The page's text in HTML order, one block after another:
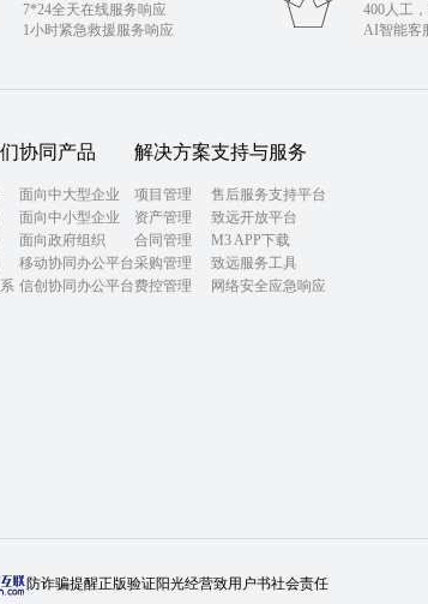
7*24全天在线服务响应
1小时紧急救援服务响应
400人工
AI智能客
协同产品
面向中大型企业
面向中小型企业
面向政府组织
移动协同办公平台
信创协同办公平台
解决方案
项目管理
资产管理
合同管理
采购管理
费控管理
支持与服务
售后服务支持平台
致远开放平台
M3 APP下载
致远服务工具
网络安全应急响应
防诈骗提醒正版验证阳光经营致用户书社会责任